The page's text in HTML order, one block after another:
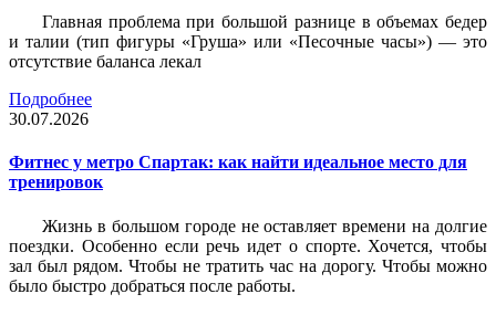
Главная проблема при большой разнице в объемах бедер
и талии (тип фигуры «Груша» или «Песочные часы») — это
отсутствие баланса лекал
Подробнее
30.07.2026
Фитнес у метро Спартак: как найти идеальное место для
тренировок
Жизнь в большом городе не оставляет времени на долгие
поездки. Особенно если речь идет о спорте. Хочется, чтобы
зал был рядом. Чтобы не тратить час на дорогу. Чтобы можно
было быстро добраться после работы.